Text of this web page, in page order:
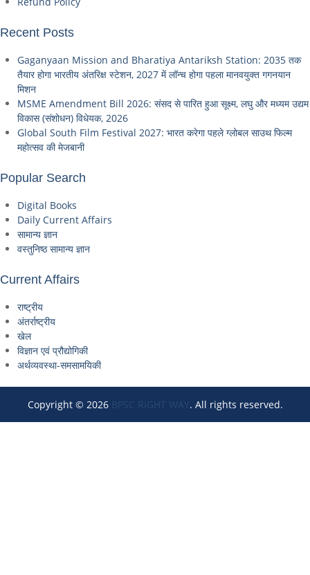
Recent Posts
Gaganyaan Mission and Bharatiya Antariksh Station: 2035 तक
तैयार होगा भारतीय अंतरिक्ष स्टेशन, 2027 में लॉन्च होगा पहला मानवयुक्त गगनयान
मिशन
MSME Amendment Bill 2026: संसद से पारित हुआ सूक्ष्म, लघु और मध्यम उद्यम
विकास (संशोधन) विधेयक, 2026
Global South Film Festival 2027: भारत करेगा पहले ग्लोबल साउथ फिल्म
महोत्सव की मेजबानी
Popular Search
Digital Books
Daily Current Affairs
सामान्य ज्ञान
वस्तुनिष्ठ सामान्य ज्ञान
Current Affairs
राष्ट्रीय
अंतर्राष्ट्रीय
खेल
विज्ञान एवं प्रौद्योगिकी
अर्थव्यवस्था-समसामयिकी
Copyright © 2026 BPSC RIGHT WAY . All rights reserved.